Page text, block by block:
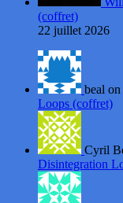
(coffret)
22 juillet 2026
beal on
Loops (coffret)
Cyril
Disintegration